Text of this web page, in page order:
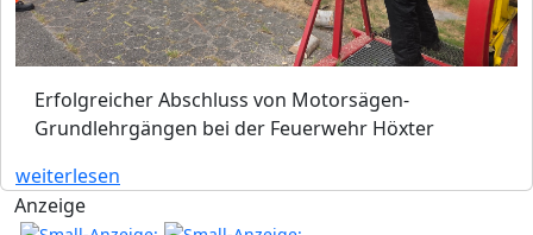
Erfolgreicher Abschluss von Motorsägen-
Grundlehrgängen bei der Feuerwehr Höxter
weiterlesen
Anzeige